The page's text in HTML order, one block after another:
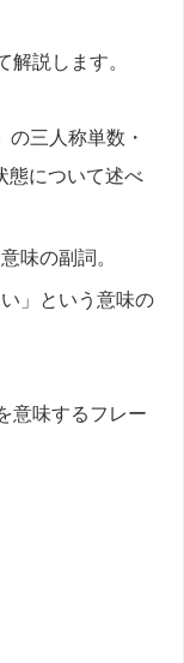
説します。
の三人称単数・
態について述べ
味の副詞。
」という意味の
意味するフレー